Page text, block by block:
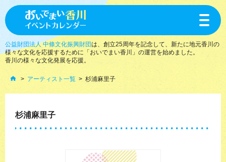
toggle
公益財団法人 中條文化振興財団は、創立25周年を記念して、新たに地元香川の
様々な文化を応援するために「おいでまい香川」の運営を始めました。
香川の様々な文化発展を応援。
アーティスト一覧 杉浦麻里子
杉浦麻里子